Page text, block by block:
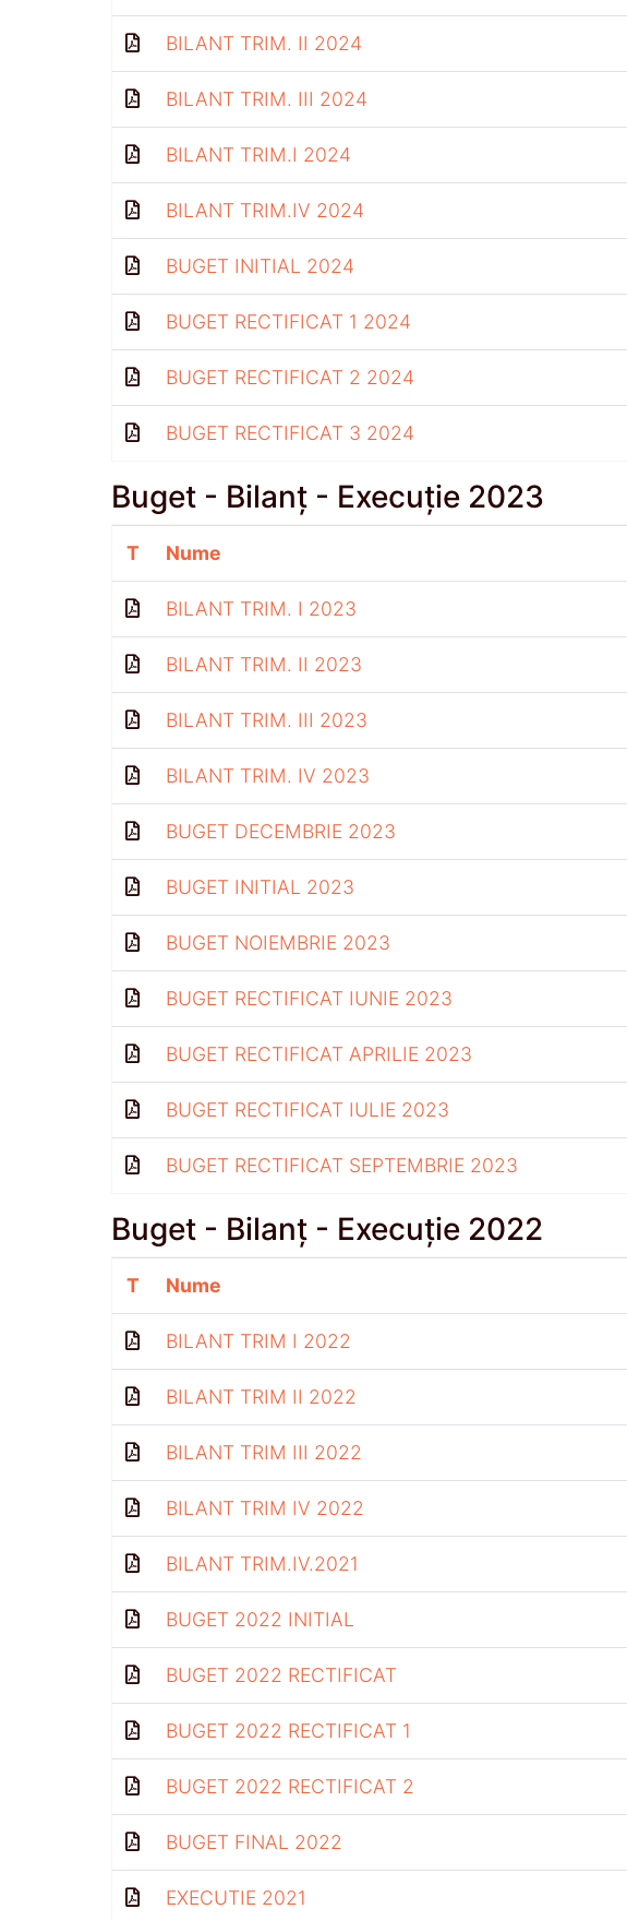
BILANT TRIM. II 2024
BILANT TRIM. III 2024
BILANT TRIM.I 2024
BILANT TRIM.IV 2024
BUGET INITIAL 2024
BUGET RECTIFICAT 1 2024
BUGET RECTIFICAT 2 2024
BUGET RECTIFICAT 3 2024
Buget - Bilanț - Execuție 2023
T Nume
BILANT TRIM. I 2023
BILANT TRIM. II 2023
BILANT TRIM. III 2023
BILANT TRIM. IV 2023
BUGET DECEMBRIE 2023
BUGET INITIAL 2023
BUGET NOIEMBRIE 2023
BUGET RECTIFICAT IUNIE 2023
BUGET RECTIFICAT APRILIE 2023
BUGET RECTIFICAT IULIE 2023
BUGET RECTIFICAT SEPTEMBRIE 2023
Buget - Bilanț - Execuție 2022
T Nume
BILANT TRIM I 2022
BILANT TRIM II 2022
BILANT TRIM III 2022
BILANT TRIM IV 2022
BILANT TRIM.IV.2021
BUGET 2022 INITIAL
BUGET 2022 RECTIFICAT
BUGET 2022 RECTIFICAT 1
BUGET 2022 RECTIFICAT 2
BUGET FINAL 2022
EXECUTIE 2021